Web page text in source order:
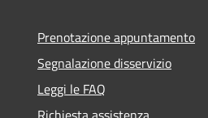
Prenotazione appuntamento
Segnalazione disservizio
Leggi le FAQ